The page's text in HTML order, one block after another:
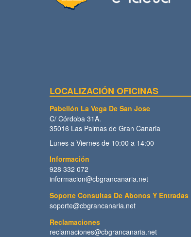
LOCALIZACIÓN OFICINAS
Pabellón La Vega De San Jose
C/ Córdoba 31A.
35016 Las Palmas de Gran Canaria
Lunes a Viernes de 10:00 a 14:00
Información
928 332 072
informacion@cbgrancanaria.net
Soporte Consultas De Abonos Y Entradas
soporte@cbgrancanaria.net
Reclamaciones
reclamaciones@cbgrancanaria.net